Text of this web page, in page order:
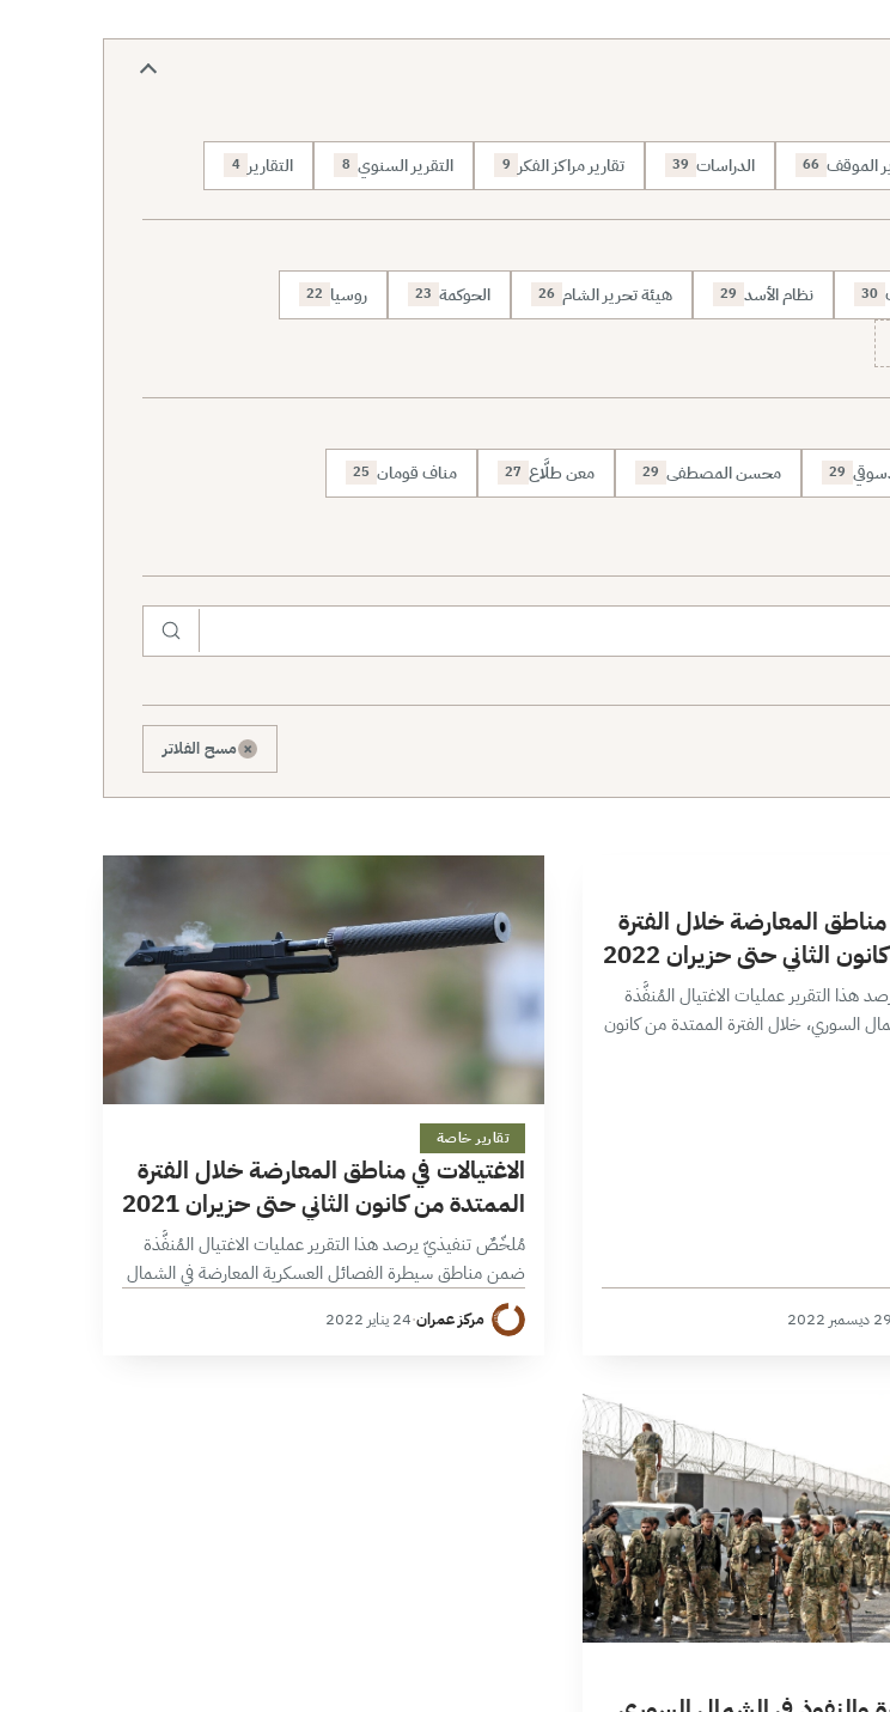
الموقف 66 الدراسات 39 تقارير مراكز الفكر 9 التقرير السنوي 8 التقارير 4
30 نظام الأسد 29 هيئة تحرير الشام 26 الحوكمة 23 روسيا 22
29 محسن المصطفى 29 معن طلَّاع 27 مناف قومان 25
× مسح الفلاتر
مناطق المعارضة خلال الفترة
الثاني حتى حزيران 2022
التقرير عمليات الاغتيال المُنفَّذة
السوري، خلال الفترة الممتدة من كانون
29 ديسمبر 2022
17 دقائق
تقارير خاصة
الاغتيالات في مناطق المعارضة خلال الفترة
الممتدة من كانون الثاني حتى حزيران 2021
مُلخّصٌ تنفيذيّ يرصد هذا التقرير عمليات الاغتيال المُنفَّذة
ضمن مناطق سيطرة الفصائل العسكرية المعارضة في الشمال
السوري، خلال الفترة الممتدة من كانون الثاني/ يناير وحتى
حزيران/ يونيو 2021، والتي بلغ…
مركز عمران·24 يناير 2022